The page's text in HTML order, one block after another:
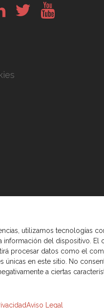
utilizamos tecnologías
información del dispositivo. El
procesar datos como el
únicas en este sitio. No
a ciertas
Aviso Legal
comercio Canadá